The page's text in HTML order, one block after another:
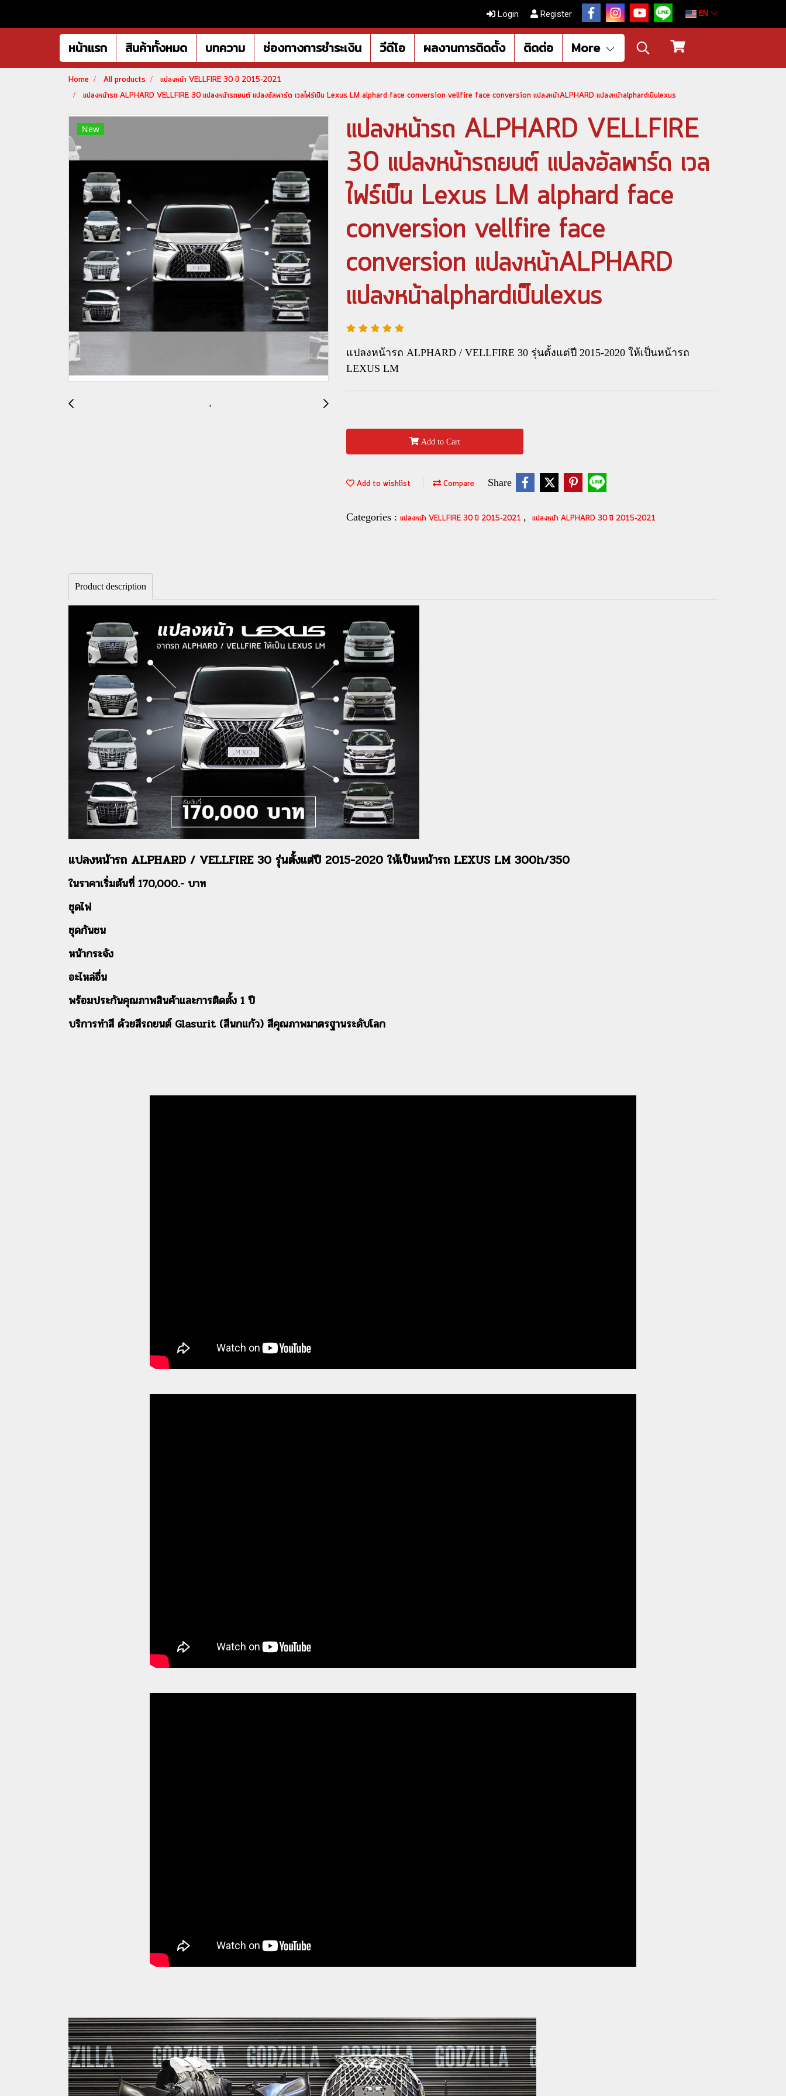
Login Register EN
หน้าแรก สินค้าทั้งหมด บทความ ช่องทางการชำระเงิน วีดีโอ ผลงานการติดตั้ง ติดต่อ More
Home All products
แปลงหน้า VELLFIRE 30 ปี 2015-2021
แปลงหน้ารถ ALPHARD VELLFIRE 30 แปลงหน้ารถยนต์ แปลงอัลพาร์ด เวลไฟร์เป็น Lexus LM alphard face conversion vellfire face conversion แปลงหน้าALPHARD แปลงหน้าalphardเป็นlexus
New
แปลงหน้ารถ ALPHARD VELLFIRE
30 แปลงหน้ารถยนต์ แปลงอัลพาร์ด เวล
ไฟร์เป็น Lexus LM alphard face
conversion vellfire face
conversion แปลงหน้าALPHARD
แปลงหน้าalphardเป็นlexus
แปลงหน้ารถ ALPHARD / VELLFIRE 30 รุ่นตั้งแต่ปี 2015-2020 ให้เป็นหน้ารถ
LEXUS LM
Add to Cart
Add to wishlist Compare Share
Categories : แปลงหน้า VELLFIRE 30 ปี 2015-2021 , แปลงหน้า ALPHARD 30 ปี 2015-2021
Product description
แปลงหน้ารถ ALPHARD / VELLFIRE 30 รุ่นตั้งแต่ปี 2015-2020 ให้เป็นหน้ารถ LEXUS LM 300h/350
ในราคาเริ่มต้นที่ 170,000.- บาท
ชุดไฟ
ชุดกันชน
หน้ากระจัง
อะไหล่อื่น
พร้อมประกันคุณภาพสินค้าและการติดตั้ง 1 ปี
บริการทำสี ด้วยสีรถยนต์ Glasurit (สีนกแก้ว) สีคุณภาพมาตรฐานระดับโลก